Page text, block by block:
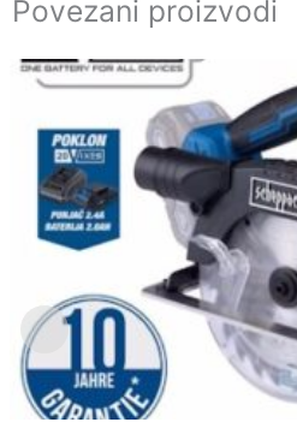
Povezani proizvodi
Originalna
cena
bila:
11.990 RSD.
Trenutna
je:
9.600 RSD.